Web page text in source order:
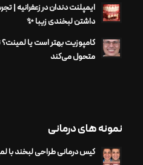
ایمپلنت دندان در زعفرانیه |
داشتن لبخندی زیبا ✨
کامپوزیت بهتر است یا
متحول می‌کند
نمونه های درمانی
کیس درمانی طراحی لبخند با